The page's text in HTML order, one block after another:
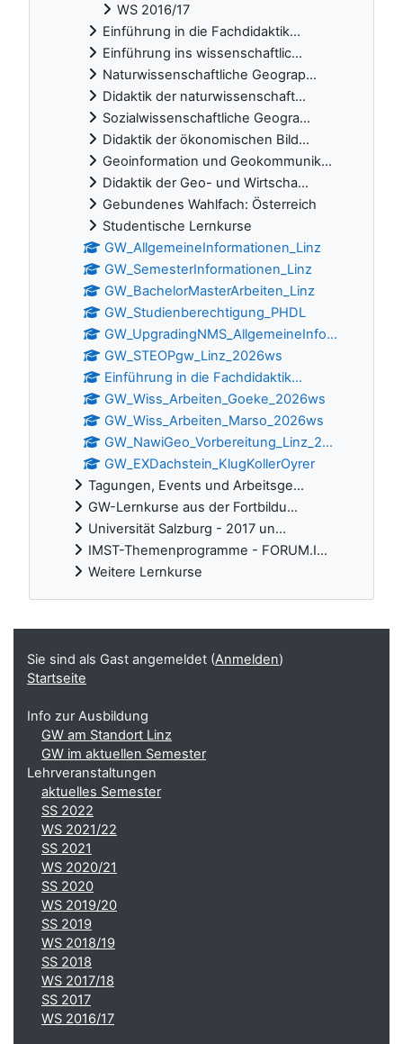
WS 2016/17
Einführung in die Fachdidaktik...
Einführung ins wissenschaftlic...
Naturwissenschaftliche Geograp...
Didaktik der naturwissenschaft...
Sozialwissenschaftliche Geogra...
Didaktik der ökonomischen Bild...
Geoinformation und Geokommunik...
Didaktik der Geo- und Wirtscha...
Gebundenes Wahlfach: Österreich
Studentische Lernkurse
GW_AllgemeineInformationen_Linz
GW_SemesterInformationen_Linz
GW_BachelorMasterArbeiten_Linz
GW_Studienberechtigung_PHDL
GW_UpgradingNMS_AllgemeineInfo...
GW_STEOPgw_Linz_2026ws
Einführung in die Fachdidaktik...
GW_Wiss_Arbeiten_Goeke_2026ws
GW_Wiss_Arbeiten_Marso_2026ws
GW_NawiGeo_Vorbereitung_Linz_2...
GW_EXDachstein_KlugKollerOyrer
Tagungen, Events und Arbeitsge...
GW-Lernkurse aus der Fortbildu...
Universität Salzburg - 2017 un...
IMST-Themenprogramme - FORUM.I...
Weitere Lernkurse
Ergänzungsblöcke
Sie sind als Gast angemeldet (Anmelden)
Startseite
Info zur Ausbildung
GW am Standort Linz
GW im aktuellen Semester
Lehrveranstaltungen
aktuelles Semester
SS 2022
WS 2021/22
SS 2021
WS 2020/21
SS 2020
WS 2019/20
SS 2019
WS 2018/19
SS 2018
WS 2017/18
SS 2017
WS 2016/17